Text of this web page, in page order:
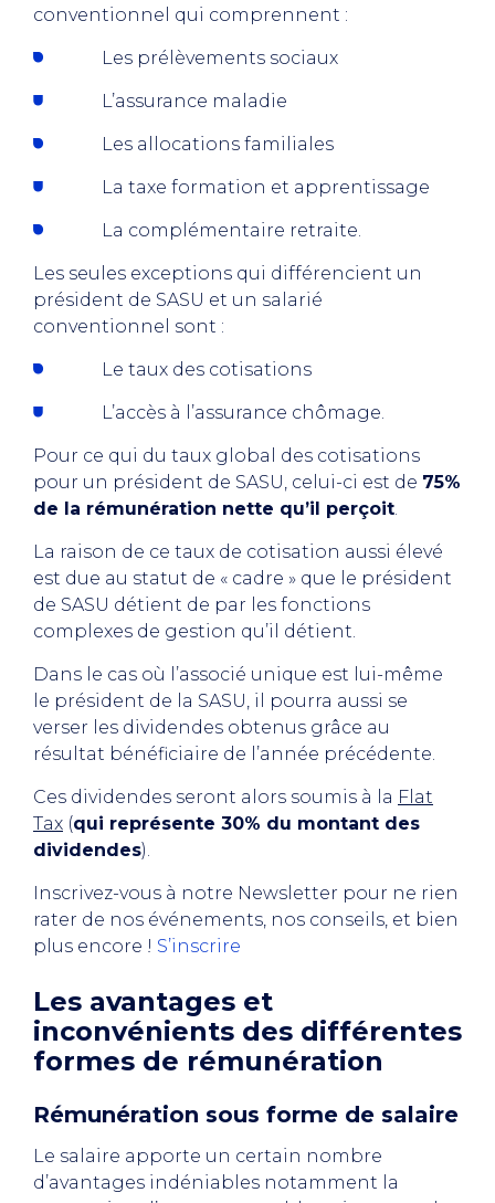
conventionnel qui comprennent :
Les prélèvements sociaux
L’assurance maladie
Les allocations familiales
La taxe formation et apprentissage
La complémentaire retraite.
Les seules exceptions qui différencient un
président de SASU et un salarié
conventionnel sont :
Le taux des cotisations
L’accès à l’assurance chômage.
Pour ce qui du taux global des cotisations
pour un président de SASU, celui-ci est de 75%
de la rémunération nette qu’il perçoit.
La raison de ce taux de cotisation aussi élevé
est due au statut de « cadre » que le président
de SASU détient de par les fonctions
complexes de gestion qu’il détient.
Dans le cas où l’associé unique est lui-même
le président de la SASU, il pourra aussi se
verser les dividendes obtenus grâce au
résultat bénéficiaire de l’année précédente.
Ces dividendes seront alors soumis à la Flat
Tax (qui représente 30% du montant des
dividendes).
Inscrivez-vous à notre Newsletter pour ne rien
rater de nos événements, nos conseils, et bien
plus encore ! S’inscrire
Les avantages et
inconvénients des différentes
formes de rémunération
Rémunération sous forme de salaire
Le salaire apporte un certain nombre
d’avantages indéniables notamment la